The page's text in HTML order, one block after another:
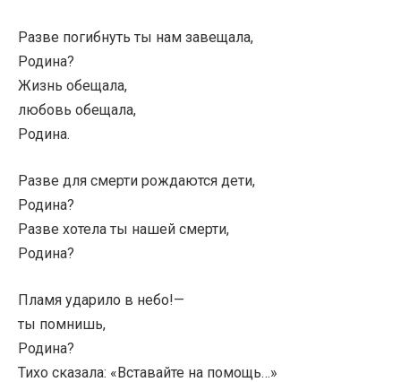
Разве погибнуть ты нам завещала,
Родина?
Жизнь обещала,
любовь обещала,
Родина.
Разве для смерти рождаются дети,
Родина?
Разве хотела ты нашей смерти,
Родина?
Пламя ударило в небо!—
ты помнишь,
Родина?
Тихо сказала: «Вставайте на помощь…»